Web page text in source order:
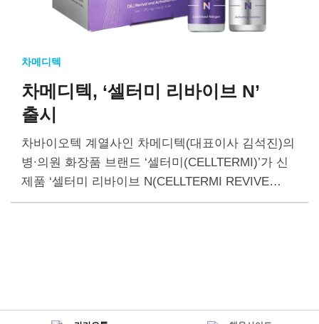
차메디텍
차메디텍, ‘셀터미 리바이브 N’
출시
차바이오텍 계열사인 차메디텍(대표이사 김석진)의
병∙의원 화장품 브랜드 ‘셀터미(CELLTERMI)’가 신
제품 ‘셀터미 리바이브 N(CELLTERMI REVIVE
N)’을 출시했다 셀터미 리바이브 N은 국내에서는 최